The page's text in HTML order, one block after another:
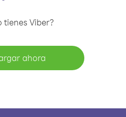
tienes Viber?
ahora